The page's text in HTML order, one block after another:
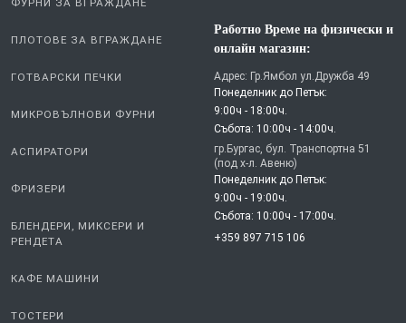
ПЛОТОВЕ ЗА ВГРАЖДАНЕ
ГОТВАРСКИ ПЕЧКИ
МИКРОВЪЛНОВИ ФУРНИ
АСПИРАТОРИ
ФРИЗЕРИ
БЛЕНДЕРИ, МИКСЕРИ И
РЕНДЕТА
КАФЕ МАШИНИ
ТОСТЕРИ
Работно Време на физически и
онлайн магазин:
Адрес: Гр.Ямбол ул.Дружба 49
Понеделник до Петък:
9:00ч - 18:00ч.
Събота: 10:00ч - 14:00ч.
гр.Бургас, бул. Транспортна 51
(под х-л. Авеню)
Понеделник до Петък:
9:00ч - 19:00ч.
Събота: 10:00ч - 17:00ч.
+359 897 715 106